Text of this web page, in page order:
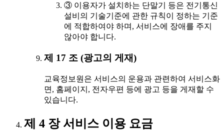
③ 이용자가 설치하는 단말기 등은 전기통신
설비의 기술기준에 관한 규칙이 정하는 기준
에 적합하여야 하며, 서비스에 장애를 주지
않아야 합니다.
제 17 조 (광고의 게재)
교육정보원은 서비스의 운용과 관련하여 서비스화
면, 홈페이지, 전자우편 등에 광고 등을 게재할 수
있습니다.
제 4 장 서비스 이용 요금